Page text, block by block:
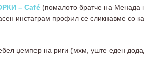
– Café (помалото братче на Менада
инстаграм профил се сликнавме со
џемпер на риги (мхм, уште еден